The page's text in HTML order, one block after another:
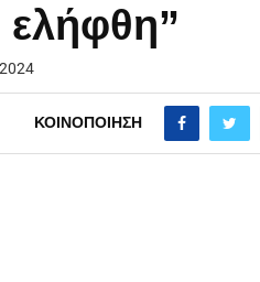
ΚΟΙΝΟΠΟΊΗΣΗ